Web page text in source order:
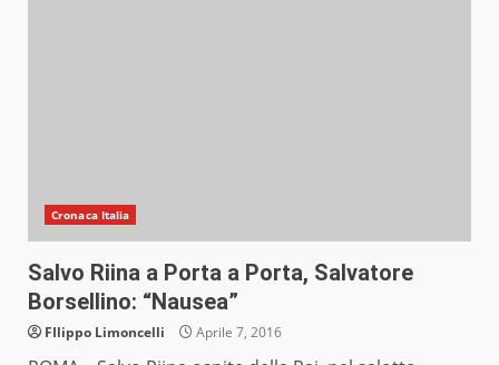
Cronaca Italia
Salvo Riina a Porta a Porta, Salvatore
Borsellino: “Nausea”
FIlippo Limoncelli Aprile 7, 2016